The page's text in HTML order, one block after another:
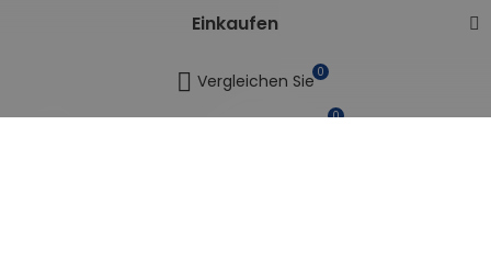
Einkaufen
Vergleichen Sie 0
0